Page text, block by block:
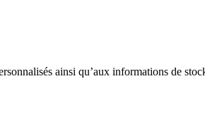
ainsi qu’aux informations de